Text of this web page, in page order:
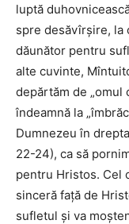
luptă
spre desăvîrşire, la
dăunător pentru
alte cuvinte,
depărtăm de „omul
îndeamnă la
Dumnezeu în
22-24), ca să
pentru Hristos. Cel
sinceră faţă de
sufletul şi va